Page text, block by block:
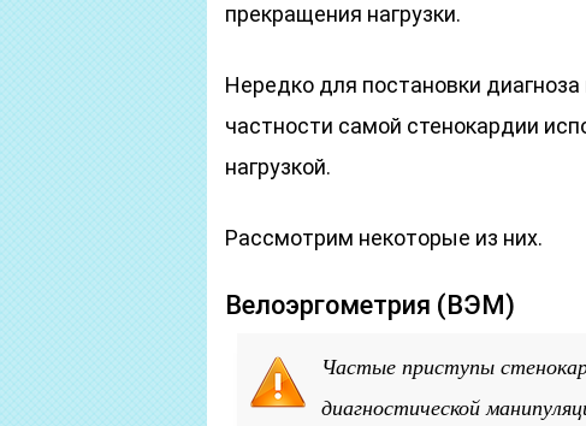
прекращения нагрузки.
Нередко для постановки
частности самой стенокардии
нагрузкой.
Рассмотрим некоторые из них.
Велоэргометрия (ВЭМ)
Частые приступы
диагностической